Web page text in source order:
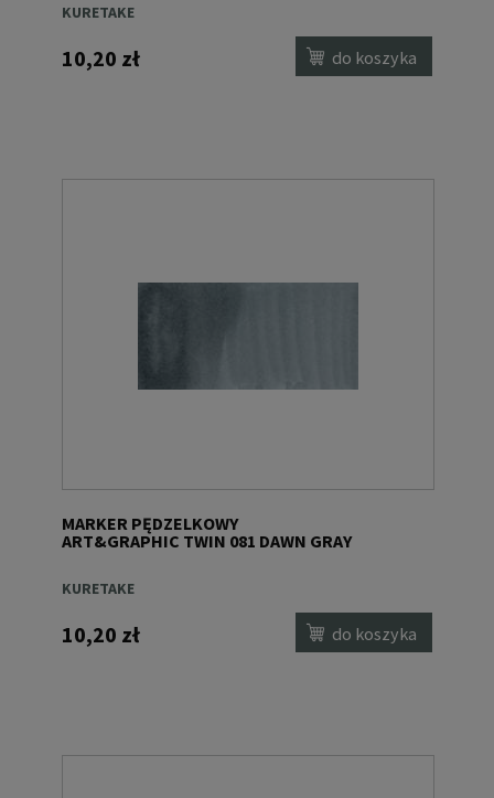
KURETAKE
10,20 zł do koszyka
MARKER PĘDZELKOWY
ART&GRAPHIC TWIN 081 DAWN GRAY
KURETAKE
10,20 zł do koszyka